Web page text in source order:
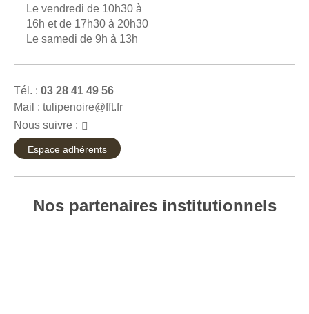
Le vendredi de 10h30 à
16h et de 17h30 à 20h30
Le samedi de 9h à 13h
Tél. : 03 28 41 49 56
Mail : tulipenoire@fft.fr
Nous suivre :
Espace adhérents
Nos partenaires institutionnels